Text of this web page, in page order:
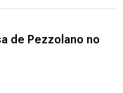
de Pezzolano no